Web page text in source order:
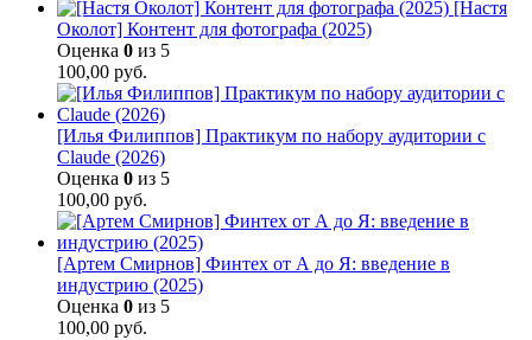
[Настя
Околот] Контент для фотографа (2025)
Оценка 0 из 5
100,00 руб.
[Илья Филиппов] Практикум по набору аудитории с
Claude (2026)
Оценка 0 из 5
100,00 руб.
[Артем Смирнов] Финтех от А до Я: введение в
индустрию (2025)
Оценка 0 из 5
100,00 руб.